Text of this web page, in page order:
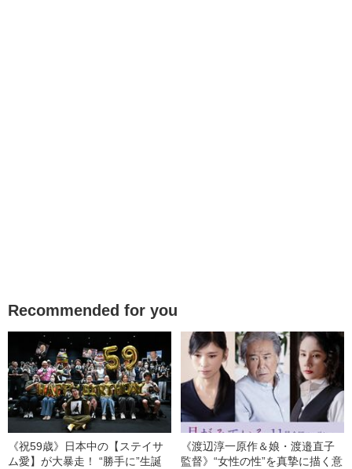
Recommended for you
《祝59歳》日本中の【ステイサ
ム愛】が大暴走！ “勝手に”生誕
《渡辺淳一原作＆娘・渡邉直子
監督》“女性の性”を真摯に描く意